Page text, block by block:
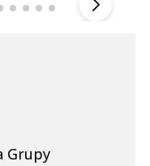
Grupy